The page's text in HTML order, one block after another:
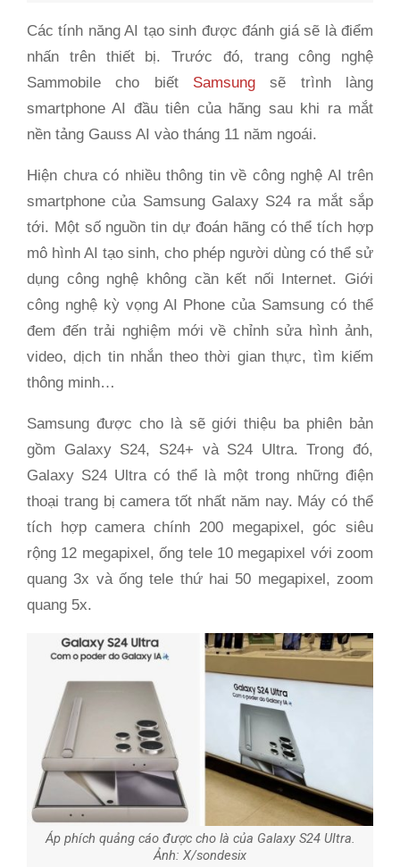
Các tính năng AI tạo sinh được đánh giá sẽ là điểm
nhấn trên thiết bị. Trước đó, trang công nghệ
Sammobile cho biếtSamsung sẽ trình làng
smartphone AI đầu tiên của hãng sau khi ra mắt
nền tảng Gauss AI vào tháng 11 năm ngoái.
Hiện chưa có nhiều thông tin về công nghệ AI trên
smartphone của Samsung Galaxy S24 ra mắt sắp
tới. Một số nguồn tin dự đoán hãng có thể tích hợp
mô hình AI tạo sinh, cho phép người dùng có thể sử
dụng công nghệ không cần kết nối Internet. Giới
công nghệ kỳ vọng AI Phone của Samsung có thể
đem đến trải nghiệm mới về chỉnh sửa hình ảnh,
video, dịch tin nhắn theo thời gian thực, tìm kiếm
thông minh…
Samsung được cho là sẽ giới thiệu ba phiên bản
gồm Galaxy S24, S24+ và S24 Ultra. Trong đó,
Galaxy S24 Ultra có thể là một trong những điện
thoại trang bị camera tốt nhất năm nay. Máy có thể
tích hợp camera chính 200 megapixel, góc siêu
rộng 12 megapixel, ống tele 10 megapixel với zoom
quang 3x và ống tele thứ hai 50 megapixel, zoom
quang 5x.
Áp phích quảng cáo được cho là của Galaxy S24 UItra.
Ảnh: X/sondesix